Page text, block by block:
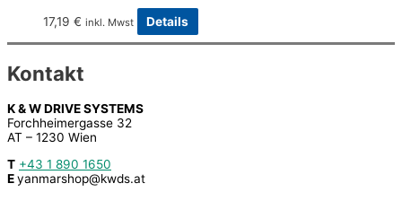
17,19 € inkl. Mwst Details
Kontakt
K & W DRIVE SYSTEMS
Forchheimergasse 32
AT – 1230 Wien
T +43 1 890 1650
Eyanmarshop@kwds.at